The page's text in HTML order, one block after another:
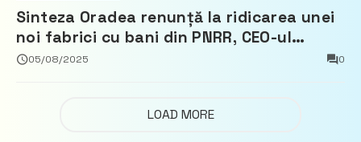
Sinteza Oradea renunță la ridicarea unei
noi fabrici cu bani din PNRR, CEO-ul
demisionează – Profit.ro
05/08/2025 0
LOAD MORE